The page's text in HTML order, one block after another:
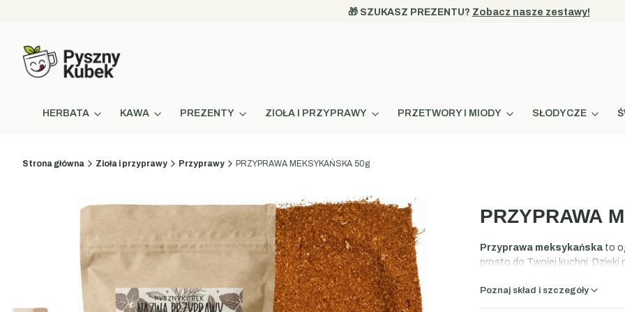
🎁 SZUKASZ PREZENTU? Zobacz nasze zestawy!
HERBATA KAWA PREZENTY ZIOŁA I PRZYPRAWY PRZETWORY I MIODY SŁODYCZE
Strona główna Zioła i przyprawy Przyprawy PRZYPRAWA MEKSYKAŃSKA 50g
PRZYPRAWA
Przyprawa meksykańska to
prosto do Twojej kuchni. Dzięki
sprawdzi się jako baza do
głębię smaku i apetyczną,
Poznaj skład i szczegóły